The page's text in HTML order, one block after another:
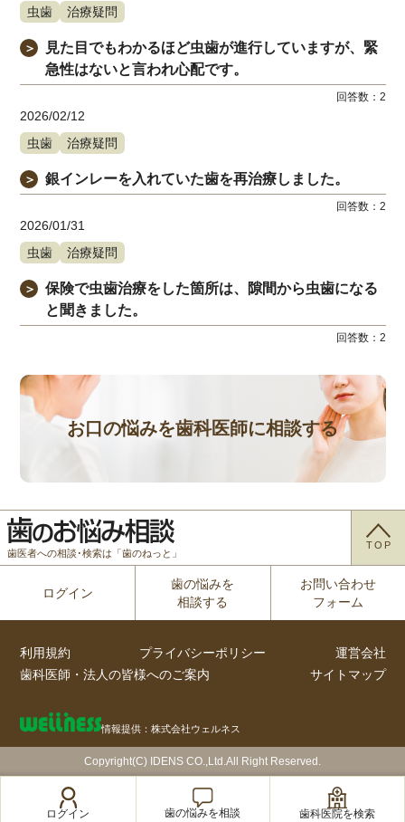
虫歯
治療疑問
＞
見た目でもわかるほど虫歯が進行していますが、緊
急性はないと言われ心配です。
回答数： 2
2026/02/12
虫歯
治療疑問
＞ 銀インレーを入れていた歯を再治療しました。
回答数： 2
2026/01/31
虫歯
治療疑問
＞
保険で虫歯治療をした箇所は、隙間から虫歯になる
と聞きました。
回答数： 2
お口の悩みを歯科医師に相談する
歯医者への相談･検索は「歯のねっと」
TOP
ログイン
歯の悩みを
相談する
お問い合わせ
フォーム
利用規約 プライバシーポリシー
運営会社
歯科医師・法人の皆様へのご案内
サイトマップ
情報提供：株式会社ウェルネス
Copyright(C) IDENS CO.,Ltd.All Right Reserved.
ログイン 歯の悩みを相談 歯科医院を検索